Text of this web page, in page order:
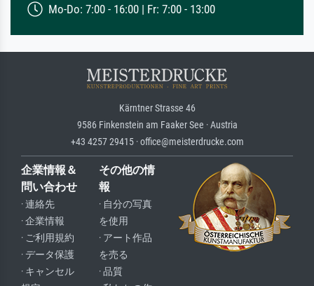
Mo-Do: 7:00 - 16:00 | Fr: 7:00 - 13:00
Kärntner Strasse 46
9586 Finkenstein am Faaker See · Austria
+43 4257 29415 · office@meisterdrucke.com
企業情報＆
問い合わせ
· 連絡先
· 企業情報
· ご利用規約
· データ保護
· キャンセル
その他の情
報
· 自分の写真
を使用
· アート作品
を売る
· 品質